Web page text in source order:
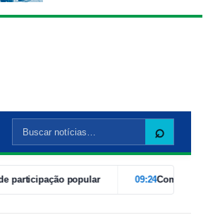
Buscar
por:
⌕
popular 09:24 Com caravanas de